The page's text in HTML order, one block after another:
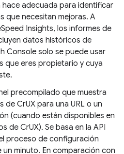
hace adecuada para identificar
que necesitan mejoras. A
Insights, los informes de
datos históricos de
Console solo se puede usar
que eres propietario y cuya
precompilado que muestra
CrUX para una URL o un
(cuando están disponibles en
de CrUX). Se basa en la API
proceso de configuración
minuto. En comparación con